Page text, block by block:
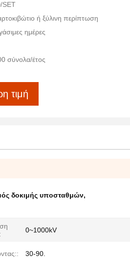
SET
ή ξύλινη περίπτωση
ημέρες
σύνολα/έτος
τιμή
δοκιμής υποσταθμών,
0~1000kV
30-90.